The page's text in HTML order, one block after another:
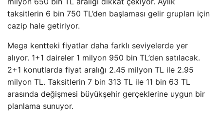
taksitlerin 6 bin 750 TL’den başlaması gelir grupları için
cazip hale getiriyor.
Mega kentteki fiyatlar daha farklı seviyelerde yer
alıyor. 1+1 daireler 1 milyon 950 bin TL’den satılacak.
2+1 konutlarda fiyat aralığı 2.45 milyon TL ile 2.95
milyon TL. Taksitlerin 7 bin 313 TL ile 11 bin 63 TL
arasında değişmesi büyükşehir gerçeklerine uygun bir
planlama sunuyor.